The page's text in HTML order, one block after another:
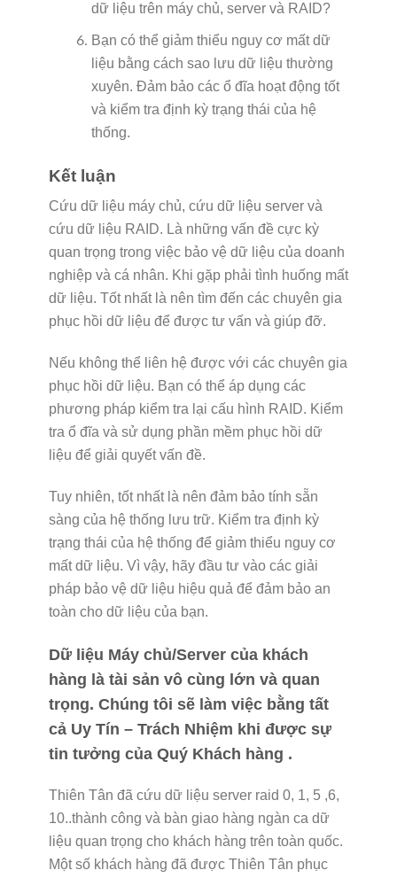
dữ liệu trên máy chủ, server và RAID?
Bạn có thể giảm thiểu nguy cơ mất dữ
liệu bằng cách sao lưu dữ liệu thường
xuyên. Đảm bảo các ổ đĩa hoạt động tốt
và kiểm tra định kỳ trạng thái của hệ
thống.
Kết luận
Cứu dữ liệu máy chủ, cứu dữ liệu server và
cứu dữ liệu RAID. Là những vấn đề cực kỳ
quan trọng trong việc bảo vệ dữ liệu của doanh
nghiệp và cá nhân. Khi gặp phải tình huống mất
dữ liệu. Tốt nhất là nên tìm đến các chuyên gia
phục hồi dữ liệu để được tư vấn và giúp đỡ.
Nếu không thể liên hệ được với các chuyên gia
phục hồi dữ liệu. Bạn có thể áp dụng các
phương pháp kiểm tra lại cấu hình RAID. Kiểm
tra ổ đĩa và sử dụng phần mềm phục hồi dữ
liệu để giải quyết vấn đề.
Tuy nhiên, tốt nhất là nên đảm bảo tính sẵn
sàng của hệ thống lưu trữ. Kiểm tra định kỳ
trạng thái của hệ thống để giảm thiểu nguy cơ
mất dữ liệu. Vì vậy, hãy đầu tư vào các giải
pháp bảo vệ dữ liệu hiệu quả để đảm bảo an
toàn cho dữ liệu của bạn.
Dữ liệu Máy chủ/Server của khách
hàng là tài sản vô cùng lớn và quan
trọng. Chúng tôi sẽ làm việc bằng tất
cả Uy Tín – Trách Nhiệm khi được sự
tin tưởng của Quý Khách hàng .
Thiên Tân đã cứu dữ liệu server raid 0, 1, 5 ,6,
10..thành công và bàn giao hàng ngàn ca dữ
liệu quan trọng cho khách hàng trên toàn quốc.
Một số khách hàng đã được Thiên Tân phục